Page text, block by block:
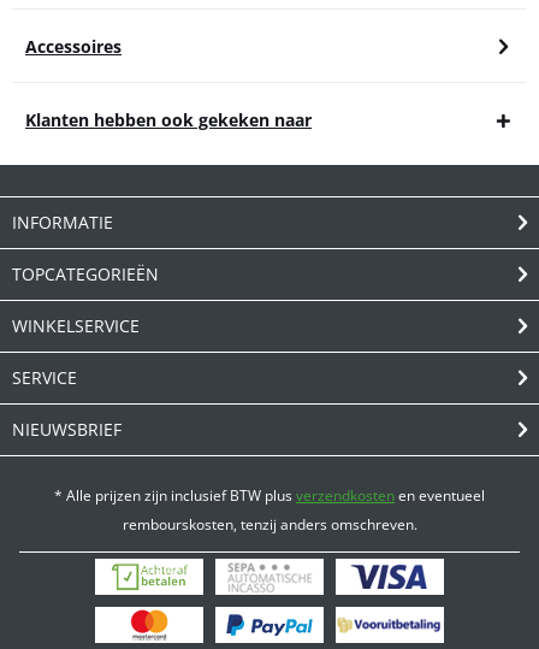
Accessoires
Klanten hebben ook gekeken naar
INFORMATIE
TOPCATEGORIEËN
WINKELSERVICE
SERVICE
NIEUWSBRIEF
* Alle prijzen zijn inclusief BTW plusverzendkostenen eventueel
rembourskosten, tenzij anders omschreven.